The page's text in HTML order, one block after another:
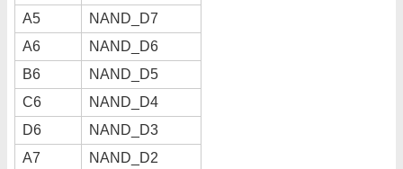
A5
NAND_D7
A6
NAND_D6
B6
NAND_D5
C6
NAND_D4
D6
NAND_D3
A7
NAND_D2